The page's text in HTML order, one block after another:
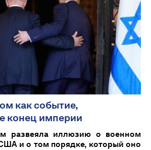
как событие,
конец империи
развеяла иллюзию о военном
и о том порядке, который оно